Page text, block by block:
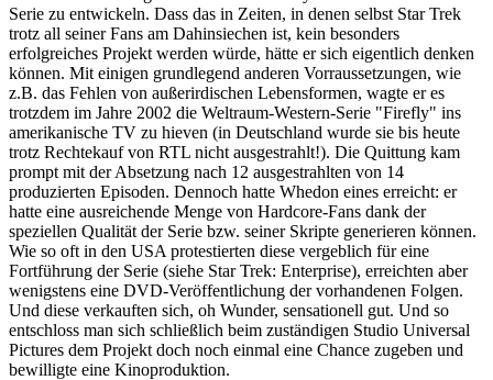
Serie zu entwickeln. Dass das in Zeiten, in denen selbst Star Trek
trotz all seiner Fans am Dahinsiechen ist, kein besonders
erfolgreiches Projekt werden würde, hätte er sich eigentlich denken
können. Mit einigen grundlegend anderen Vorraussetzungen, wie
z.B. das Fehlen von außerirdischen Lebensformen, wagte er es
trotzdem im Jahre 2002 die Weltraum-Western-Serie "Firefly" ins
amerikanische TV zu hieven (in Deutschland wurde sie bis heute
trotz Rechtekauf von RTL nicht ausgestrahlt!). Die Quittung kam
prompt mit der Absetzung nach 12 ausgestrahlten von 14
produzierten Episoden. Dennoch hatte Whedon eines erreicht: er
hatte eine ausreichende Menge von Hardcore-Fans dank der
speziellen Qualität der Serie bzw. seiner Skripte generieren können.
Wie so oft in den USA protestierten diese vergeblich für eine
Fortführung der Serie (siehe Star Trek: Enterprise), erreichten aber
wenigstens eine DVD-Veröffentlichung der vorhandenen Folgen.
Und diese verkauften sich, oh Wunder, sensationell gut. Und so
entschloss man sich schließlich beim zuständigen Studio Universal
Pictures dem Projekt doch noch einmal eine Chance zugeben und
bewilligte eine Kinoproduktion.